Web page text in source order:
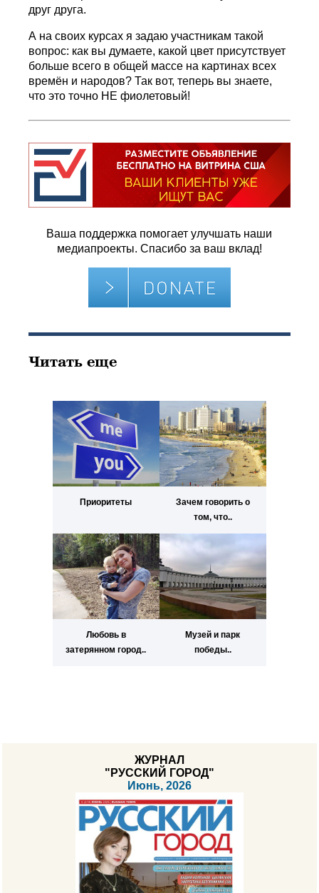
друг друга.
А на своих курсах я задаю участникам такой
вопрос: как вы думаете, какой цвет присутствует
больше всего в общей массе на картинах всех
времён и народов? Так вот, теперь вы знаете,
что это точно НЕ фиолетовый!
Ваша поддержка помогает улучшать наши
медиапроекты. Спасибо за ваш вклад!
Читать еще
Приоритеты
Зачем говорить о
том, что..
Любовь в
затерянном город..
Музей и парк
победы..
ЖУРНАЛ
"РУССКИЙ ГОРОД"
Июнь, 2026